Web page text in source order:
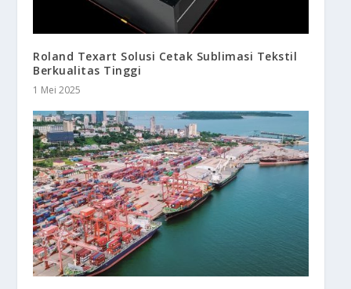
Roland Texart Solusi Cetak Sublimasi Tekstil
Berkualitas Tinggi
1 Mei 2025